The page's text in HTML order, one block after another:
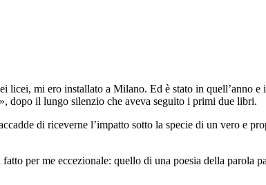
mi ero installato a Milano. Ed è stato in quell’anno e
dopo il lungo silenzio che aveva seguito i primi due libri.
di riceverne l’impatto sotto la specie di un vero e
fatto per me eccezionale: quello di una poesia della parola